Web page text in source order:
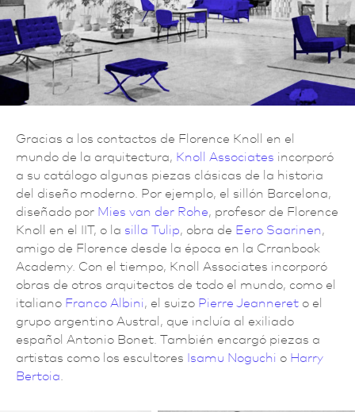
Gracias a los contactos de Florence Knoll en el
mundo de la arquitectura, Knoll Associates incorporó
a su catálogo algunas piezas clásicas de la historia
del diseño moderno. Por ejemplo, el sillón Barcelona,
diseñado por Mies van der Rohe, profesor de Florence
Knoll en el IIT, o la silla Tulip, obra de Eero Saarinen,
amigo de Florence desde la época en la Crranbook
Academy. Con el tiempo, Knoll Associates incorporó
obras de otros arquitectos de todo el mundo, como el
italiano Franco Albini, el suizo Pierre Jeanneret o el
grupo argentino Austral, que incluía al exiliado
español Antonio Bonet. También encargó piezas a
artistas como los escultores Isamu Noguchi o Harry
Bertoia